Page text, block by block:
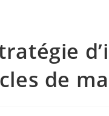
de